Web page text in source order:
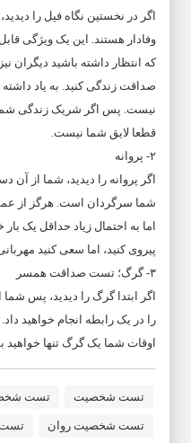
اگر در نخستین نگاه فیل را
وفادار هستند. این یک ویژگی
که انتظار داشته باشید دیگران
صداقت زندگی کنید. به یاد داشته
نیست. پس اگر شریک زندگی شما
قطعا لایق شما نیست.
۲- پروانه
اگر پروانه را دیدید، شما از
شما سرگردان است. هرگز از
اما به احتمال زیاد حداقل یک
پیروی کنید، اما سعی کنید
۳- گرگ؛ تست صداقت همسر
اگر ابتدا گرگ را دیدید، پس
را در یک رابطه انجام خواهید
اوقات شما یک گرگ تنها خواهید
تست شخصیت تست
تست شخصیت روان